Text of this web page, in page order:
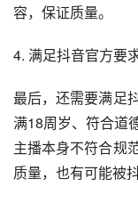
容，保证质量。
4. 满足抖音官方要
最后，还需要满足
满18周岁、符合道
主播本身不符合规
质量，也有可能被